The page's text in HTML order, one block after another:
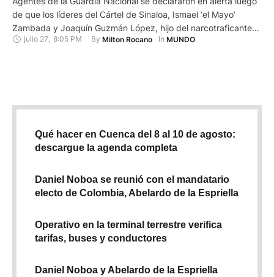
de que los líderes del Cártel de Sinaloa, Ismael ‘el Mayo’
Zambada y Joaquín Guzmán López, hijo del narcotraficante
mexicano Joaquín ‘el Chapo’ Guzmán, fueron arrestados el
julio 27, 8:05 PM By Milton Rocano In MUNDO
Qué hacer en Cuenca del 8 al 10 de agosto:
descargue la agenda completa
Daniel Noboa se reunió con el mandatario
electo de Colombia, Abelardo de la Espriella
Operativo en la terminal terrestre verifica
tarifas, buses y conductores
Daniel Noboa y Abelardo de la Espriella